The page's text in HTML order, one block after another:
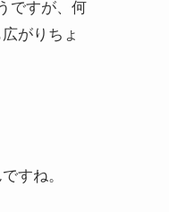
ですが、何
がりちょ
すね。